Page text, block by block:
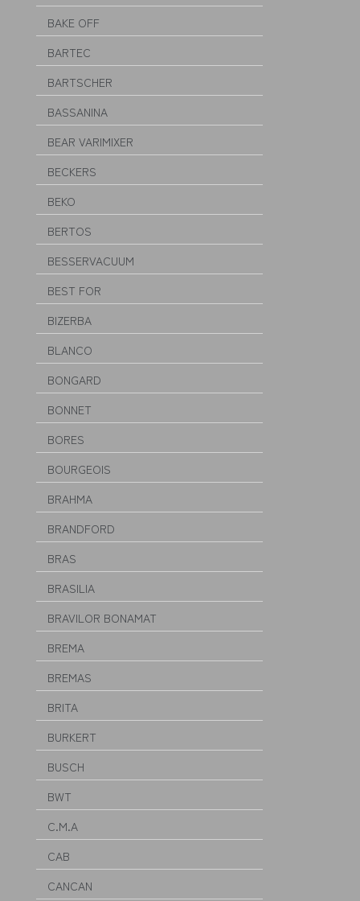
BAKE OFF
BARTEC
BARTSCHER
BASSANINA
BEAR VARIMIXER
BECKERS
BEKO
BERTOS
BESSERVACUUM
BEST FOR
BIZERBA
BLANCO
BONGARD
BONNET
BORES
BOURGEOIS
BRAHMA
BRANDFORD
BRAS
BRASILIA
BRAVILOR BONAMAT
BREMA
BREMAS
BRITA
BURKERT
BUSCH
BWT
C.M.A
CAB
CANCAN